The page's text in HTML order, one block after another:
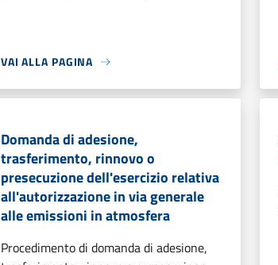
VAI ALLA PAGINA
Domanda di adesione,
trasferimento, rinnovo o
presecuzione dell'esercizio relativa
all'autorizzazione in via generale
alle emissioni in atmosfera
Procedimento di domanda di adesione,